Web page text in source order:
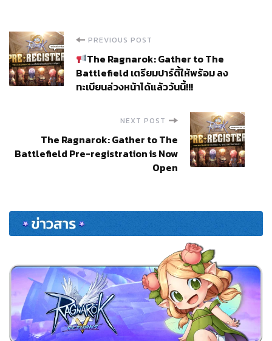
Post
Navigation
PREVIOUS POST
The Ragnarok: Gather to The
Battlefield เตรียมปาร์ตี้ให้พร้อม ลง
ทะเบียนล่วงหน้าได้แล้ววันนี้!!!
NEXT POST
The Ragnarok: Gather to The
Battlefield Pre-registration is Now
Open